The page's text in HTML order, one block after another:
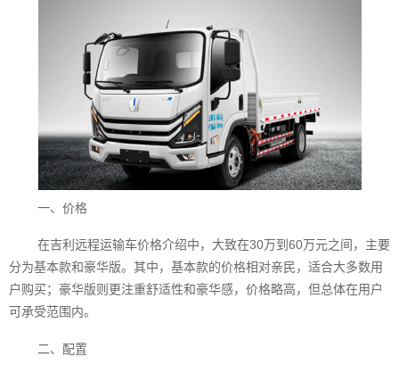
一、价格
在吉利远程运输车价格介绍中，大致在30万到60万元之间，主要
分为基本款和豪华版。其中，基本款的价格相对亲民，适合大多数用
户购买；豪华版则更注重舒适性和豪华感，价格略高，但总体在用户
可承受范围内。
二、配置